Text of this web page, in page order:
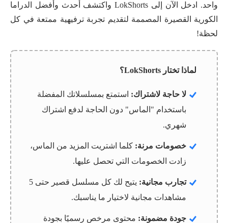
واحد. ادخل الآن إلى LokShorts واكتشف أحدث وأفضل الدراما
الكورية القصيرة المصممة لتقديم تجربة ترفيهية ممتعة في كل
لحظة!
لماذا تختار LokShorts؟
لا حاجة لاشتراك: استمتع بمسلسلاتك المفضلة
باستخدام "الماس" دون الحاجة لدفع اشتراك
شهري.
خصومات مرنة: كلما اشتريت المزيد من الماس،
زادت الخصومات التي تحصل عليها.
تجارب مجانية:
يتيح لك كل مسلسل قصير حتى 5
مشاهدات مجانية لاختيار ما يناسبك.
جودة مضمونة: محتوى مرخص رسميًا بجودة